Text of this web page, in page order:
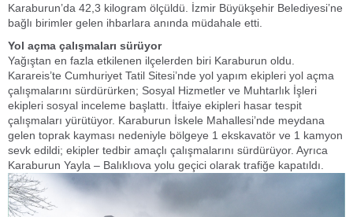
Karaburun’da 42,3 kilogram ölçüldü. İzmir Büyükşehir Belediyesi’ne
bağlı birimler gelen ihbarlara anında müdahale etti.
Yol açma çalışmaları sürüyor
Yağıştan en fazla etkilenen ilçelerden biri Karaburun oldu.
Karareis’te Cumhuriyet Tatil Sitesi’nde yol yapım ekipleri yol açma
çalışmalarını sürdürürken; Sosyal Hizmetler ve Muhtarlık İşleri
ekipleri sosyal inceleme başlattı. İtfaiye ekipleri hasar tespit
çalışmaları yürütüyor. Karaburun İskele Mahallesi’nde meydana
gelen toprak kayması nedeniyle bölgeye 1 ekskavatör ve 1 kamyon
sevk edildi; ekipler tedbir amaçlı çalışmalarını sürdürüyor. Ayrıca
Karaburun Yayla – Balıklıova yolu geçici olarak trafiğe kapatıldı.